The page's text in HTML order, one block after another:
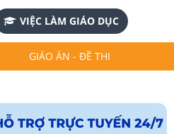
VIỆC LÀM GIÁO DỤC
GIÁO ÁN - ĐỀ THI